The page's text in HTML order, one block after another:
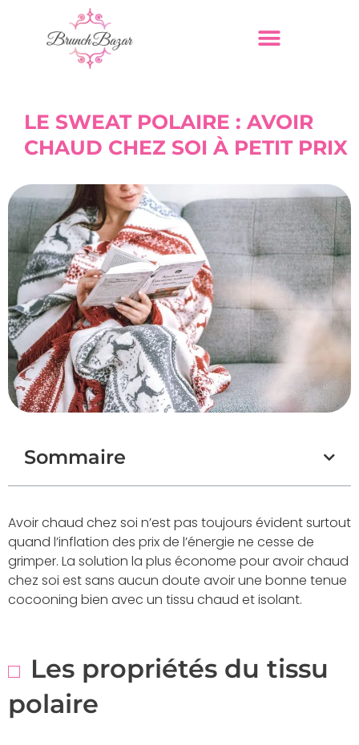
LE SWEAT POLAIRE : AVOIR
CHAUD CHEZ SOI À PETIT PRIX
Sommaire
Avoir chaud chez soi n’est pas toujours évident surtout
quand l’inflation des prix de l’énergie ne cesse de
grimper. La solution la plus économe pour avoir chaud
chez soi est sans aucun doute avoir une bonne tenue
cocooning bien avec un tissu chaud et isolant.
Les propriétés du tissu
polaire